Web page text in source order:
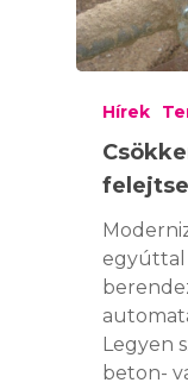
Hírek
egyúttal
Legyen
beton-